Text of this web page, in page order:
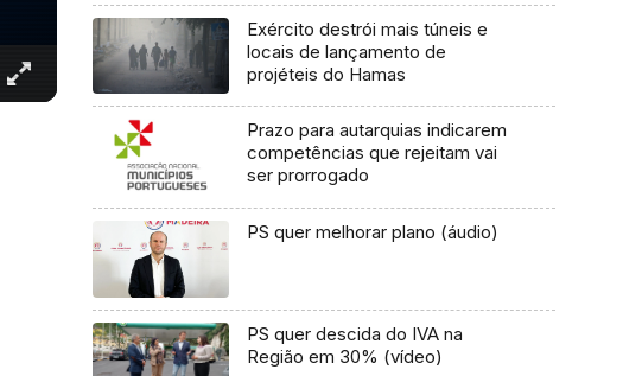
Exército destrói mais túneis e
locais de lançamento de
projéteis do Hamas
Prazo para autarquias indicarem
competências que rejeitam vai
ser prorrogado
PS quer melhorar plano (áudio)
PS quer descida do IVA na
Região em 30% (vídeo)